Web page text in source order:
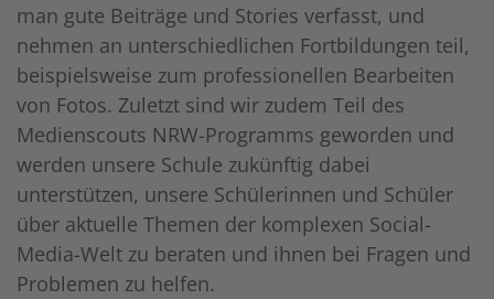
man gute Beiträge und Stories verfasst, und
nehmen an unterschiedlichen Fortbildungen teil,
beispielsweise zum professionellen Bearbeiten
von Fotos. Zuletzt sind wir zudem Teil des
Medienscouts NRW-Programms geworden und
werden unsere Schule zukünftig dabei
unterstützen, unsere Schülerinnen und Schüler
über aktuelle Themen der komplexen Social-
Media-Welt zu beraten und ihnen bei Fragen und
Problemen zu helfen.